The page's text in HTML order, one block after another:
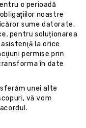
o perioadă
noastre
sume datorate,
pentru soluționarea
la orice
permise prin
în date
unei alte
vă vom